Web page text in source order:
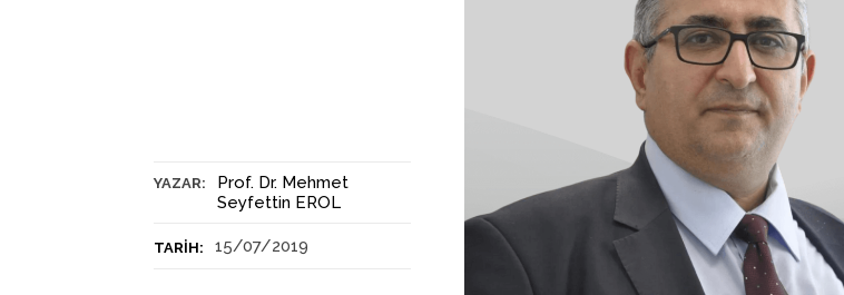
YAZAR:
Prof. Dr. Mehmet
Seyfettin EROL
TARIH: 15/07/2019